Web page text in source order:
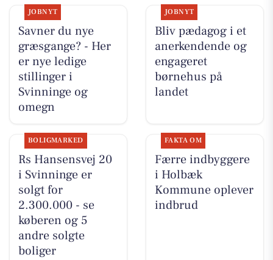
JOBNYT
Savner du nye
græsgange? - Her
er nye ledige
stillinger i
Svinninge og
omegn
JOBNYT
Bliv pædagog i et
anerkendende og
engageret
børnehus på
landet
BOLIGMARKED
Rs Hansensvej 20
i Svinninge er
solgt for
2.300.000 - se
køberen og 5
andre solgte
boliger
FAKTA OM
Færre indbyggere
i Holbæk
Kommune oplever
indbrud